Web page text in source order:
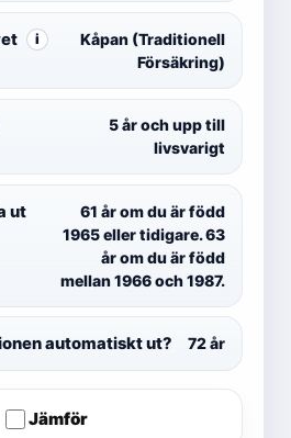
i
Kåpan (Traditionell
Försäkring)
5 år och upp till
livsvarigt
ut
61 år om du är född
1965 eller tidigare. 63
år om du är född
mellan 1966 och 1987.
automatiskt ut? 72 år
Jämför